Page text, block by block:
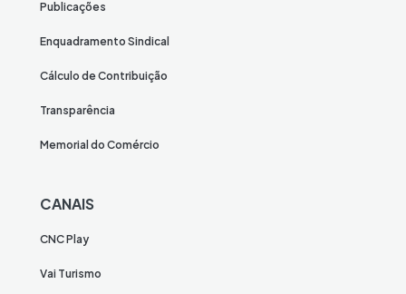
Publicações
Enquadramento Sindical
Cálculo de Contribuição
Transparência
Memorial do Comércio
CANAIS
CNC Play
Vai Turismo